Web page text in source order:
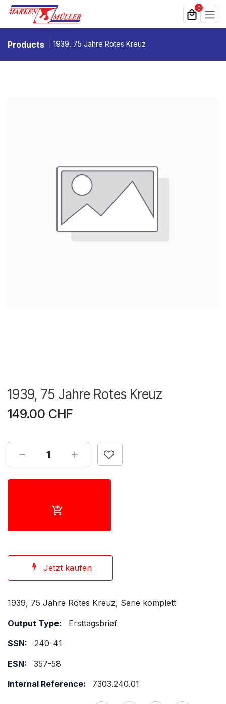
Zum Inhalt springen 0
Products 1939, 75 Jahre Rotes Kreuz
1939, 75 Jahre Rotes Kreuz
149.00 CHF
Jetzt kaufen
1939, 75 Jahre Rotes Kreuz, Serie komplett
Output Type:
Ersttagsbrief
SSN:
240-41
ESN:
357-58
Internal Reference:
7303.240.01